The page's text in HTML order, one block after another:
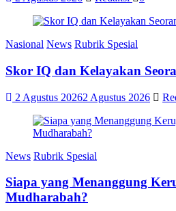
Nasional News Rubrik Spesial
Skor IQ dan Kelayakan
2 Agustus 20262 Agustus 2026
News Rubrik Spesial
Siapa yang Menanggung
Mudharabah?